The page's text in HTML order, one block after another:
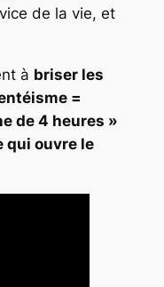
de la vie, et
à briser les
=
de 4 heures »
qui ouvre le